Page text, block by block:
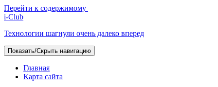
Перейти к содержимому
i-Club
Технологии шагнули очень далеко вперед
Показать/Скрыть навигацию
Главная
Карта сайта